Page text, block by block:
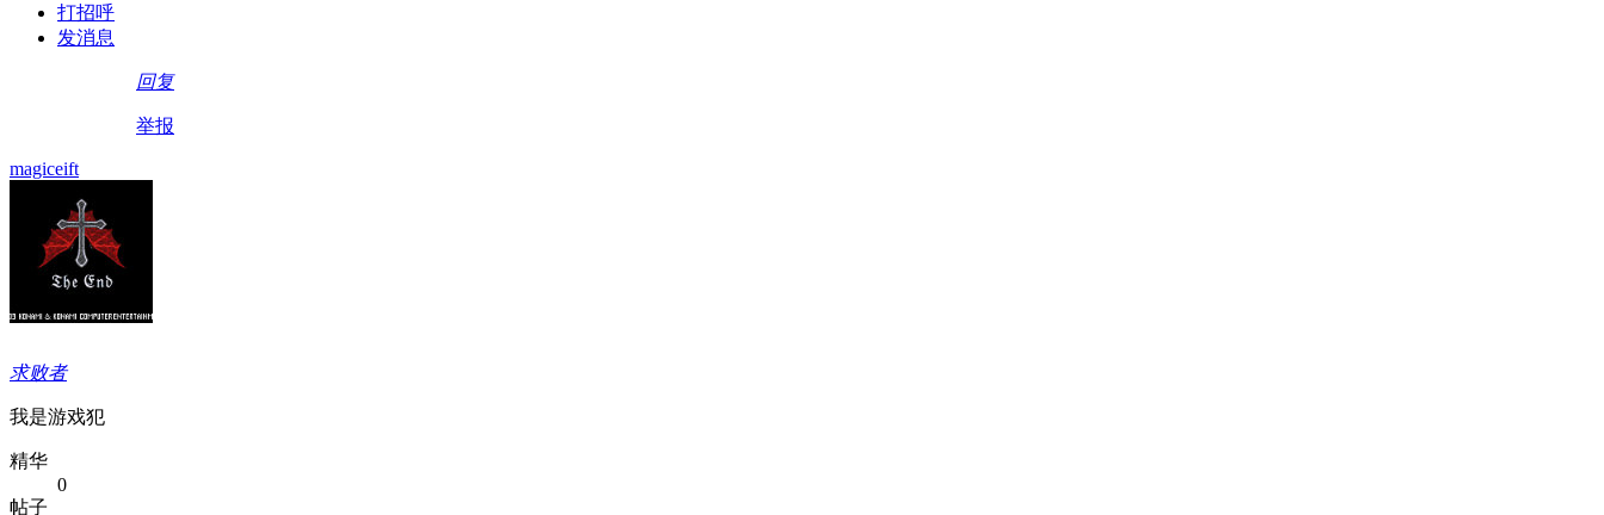
打招呼
发消息
回复
举报
magiceift
求败者
我是游戏犯
精华
0
帖子